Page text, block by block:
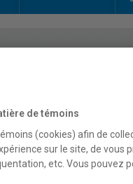
de témoins
(cookies) afin de
sur le site, de vous
etc. Vous pouvez